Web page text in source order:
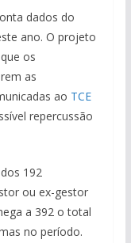
dados do
ano. O projeto
os
as
ao TCE
repercussão
192
ou ex-gestor
a 392 o total
no período.